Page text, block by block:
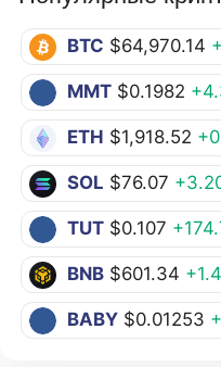
BTC $64,970.14
MMT $0.1982
ETH $1,918.52
SOL $76.07
TUT $0.107
BNB $601.34
BABY $0.01253